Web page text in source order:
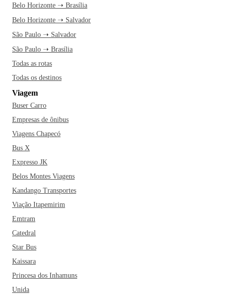
Belo Horizonte ➝ Brasília
Belo Horizonte ➝ Salvador
São Paulo ➝ Salvador
São Paulo ➝ Brasília
Todas as rotas
Todas os destinos
Viagem
Buser Carro
Empresas de ônibus
Viagens Chapecó
Bus X
Expresso JK
Belos Montes Viagens
Kandango Transportes
Viação Itapemirim
Emtram
Catedral
Star Bus
Kaissara
Princesa dos Inhamuns
Unida